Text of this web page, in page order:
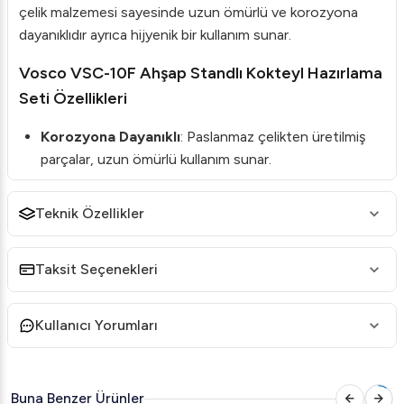
çelik malzemesi sayesinde uzun ömürlü ve korozyona
dayanıklıdır ayrıca hijyenik bir kullanım sunar.
Vosco VSC-10F Ahşap Standlı Kokteyl Hazırlama
Seti Özellikleri
Korozyona Dayanıklı: Paslanmaz çelikten üretilmiş
parçalar, uzun ömürlü kullanım sunar.
Bambu Ahşap Stand: Tüm parçalar için özel olarak
tasarlanmış, düzenli ve şık bir görünüm sağlayan
bambu ahşap stand.
Ev ve Profesyonel Kullanıma Uygun
Çok Amaçlı Kullanım
Teknik Özellikler
Taksit Seçenekleri
Kullanıcı Yorumları
Buna Benzer Ürünler